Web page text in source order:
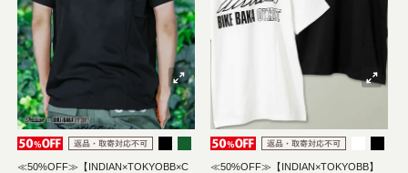
≪50%OFF≫【INDIAN×TOKYOBB×C
≪50%OFF≫【INDIAN×TOKYOBB】